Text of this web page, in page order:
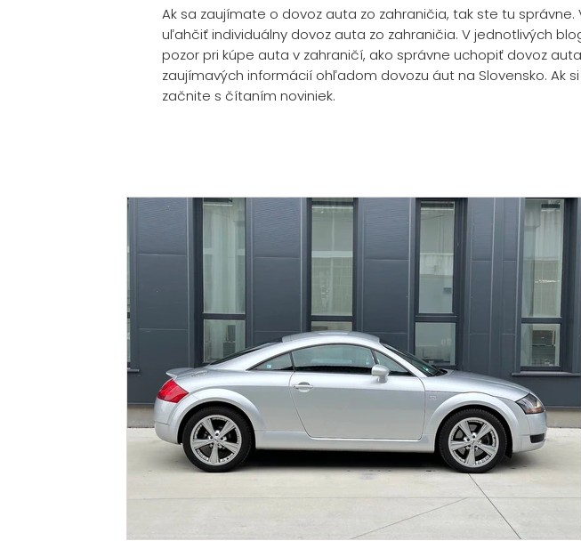
Ak sa zaujímate o dovoz auta zo zahraničia, tak ste tu
uľahčiť individuálny dovoz auta zo zahraničia. V jednotlivých
pozor pri kúpe auta v zahraničí, ako správne uchopiť dovoz
zaujímavých informácií ohľadom dovozu áut na Slovensko. Ak
začnite s čítaním noviniek.